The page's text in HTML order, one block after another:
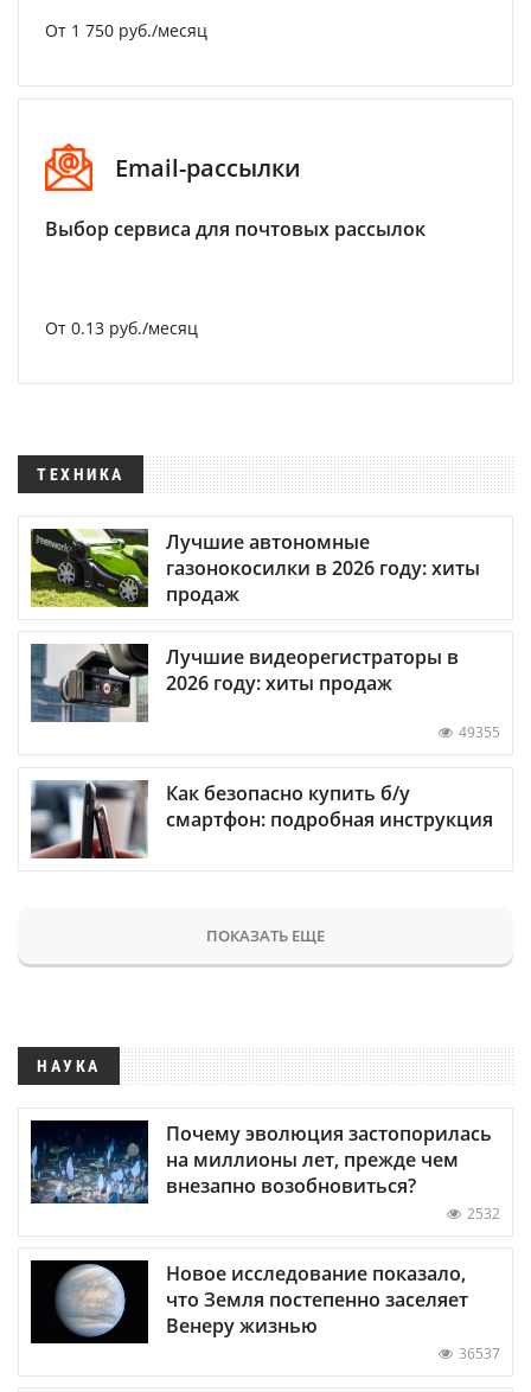
От 1 750 руб./месяц
Email-рассылки
Выбор сервиса для почтовых рассылок
От 0.13 руб./месяц
ТЕХНИКА
Лучшие автономные
газонокосилки в 2026 году: хиты
продаж
Лучшие видеорегистраторы в
2026 году: хиты продаж
49355
Как безопасно купить б/у
смартфон: подробная инструкция
ПОКАЗАТЬ ЕЩЕ
НАУКА
Почему эволюция застопорилась
на миллионы лет, прежде чем
внезапно возобновиться?
2532
Новое исследование показало,
что Земля постепенно заселяет
Венеру жизнью
36537